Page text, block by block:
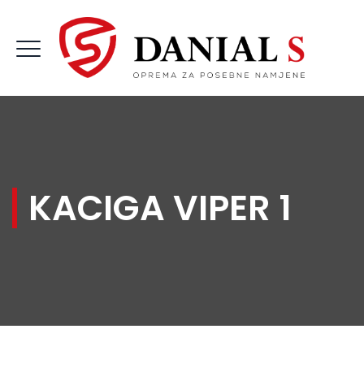
KACIGA VIPER 1